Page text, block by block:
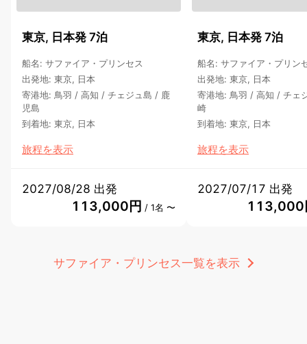
東京, 日本発 7泊
船名: サファイア・プリンセス
出発地: 東京, 日本
寄港地: 鳥羽 / 高知 / チェジュ島 / 鹿
児島
到着地: 東京, 日本
旅程を表示
2027/08/28 出発
113,000円 / 1名 〜
東京, 日本発 7泊
船名: サファイア・プリン
出発地: 東京, 日本
寄港地: 鳥羽 / 高知 / チェ
崎
到着地: 東京, 日本
旅程を表示
2027/07/17 出発
113,000
サファイア・プリンセス一覧を表示